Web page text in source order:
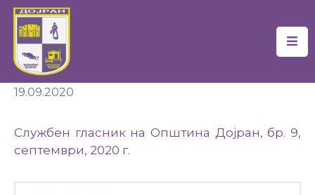
Почетна
Локална
Новости
19.09.2020
Службен гласник на Општина Дојран, бр. 9,
септември, 2020 г.